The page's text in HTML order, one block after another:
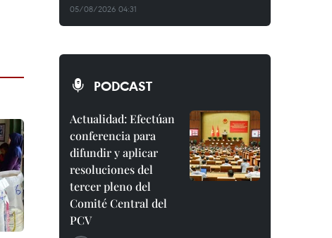
05/08/2026 04:31
PODCAST
Actualidad: Efectúan
conferencia para
difundir y aplicar
resoluciones del
tercer pleno del
Comité Central del
PCV